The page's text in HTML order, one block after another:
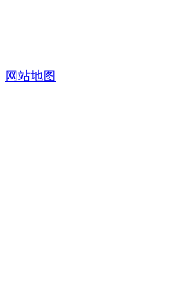
网站地图